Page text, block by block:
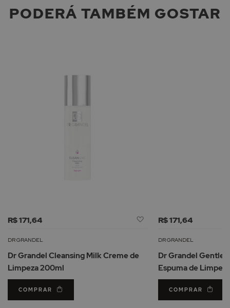
PODERÁ TAMBÉM GOSTAR
R$ 171,64
Adicionar
Lista
Desejos
DR GRANDEL
Dr Grandel Cleansing Milk Creme de
Limpeza 200ml
COMPRAR
R$ 171,64
DR GRANDEL
Dr Grandel Gentle
Espuma de
COMPRAR